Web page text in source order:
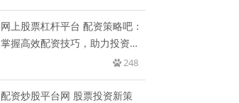
网上股票杠杆平台 配资策略吧：
掌握高效配资技巧，助力投资者
248
配资炒股平台网 股票投资新策